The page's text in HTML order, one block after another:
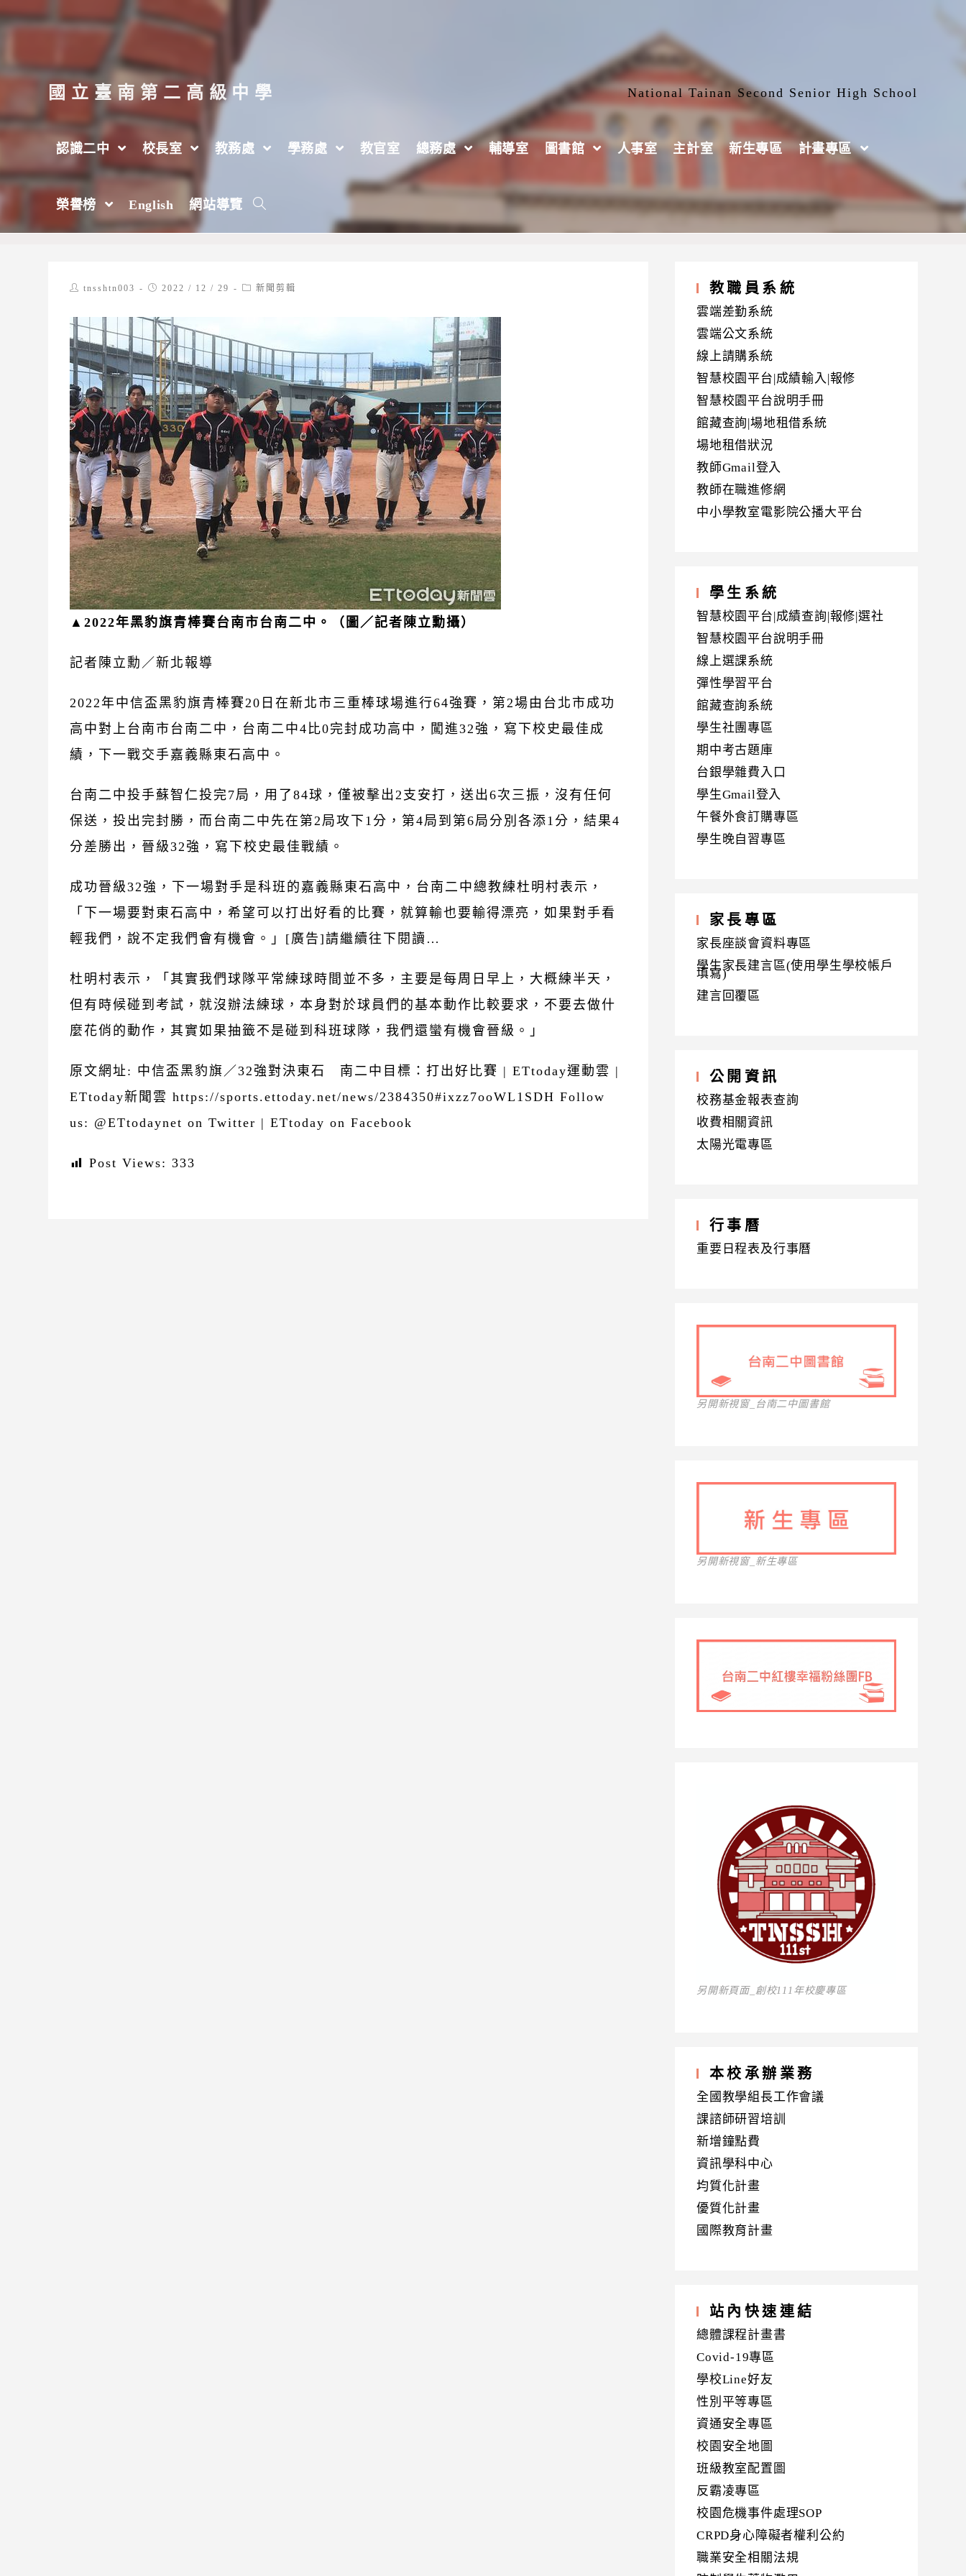
跳
至
要
內
容
國立臺南第二高級中學 National Tainan Second Senior High School
認識二中 校長室 教務處 學務處 教官室 總務處 輔導室 圖書館 人事室 主計室 新生專區 計畫專區
榮譽榜 English 網站導覽
【新聞】中信盃黑豹旗／32強對決東石 南二中目標：打出好比賽
2022 年 > 12 月 > 29 日
Posttnsshtn003
Post2022 / 12 / 29
Post新聞剪輯
▲2022年黑豹旗青棒賽台南市台南二中。（圖／記者陳立勳攝）
記者陳立勳／新北報導
2022年中信盃黑豹旗青棒賽20日在新北市三重棒球場進行64強賽，第2場由台北市成功
高中對上台南市台南二中，台南二中4比0完封成功高中，闖進32強，寫下校史最佳成
績，下一戰交手嘉義縣東石高中。
台南二中投手蘇智仁投完7局，用了84球，僅被擊出2支安打，送出6次三振，沒有任何
保送，投出完封勝，而台南二中先在第2局攻下1分，第4局到第6局分別各添1分，結果4
分差勝出，晉級32強，寫下校史最佳戰績。
成功晉級32強，下一場對手是科班的嘉義縣東石高中，台南二中總教練杜明村表示，
「下一場要對東石高中，希望可以打出好看的比賽，就算輸也要輸得漂亮，如果對手看
輕我們，說不定我們會有機會。」[廣告]請繼續往下閱讀…
杜明村表示，「其實我們球隊平常練球時間並不多，主要是每周日早上，大概練半天，
但有時候碰到考試，就沒辦法練球，本身對於球員們的基本動作比較要求，不要去做什
麼花俏的動作，其實如果抽籤不是碰到科班球隊，我們還蠻有機會晉級。」
原文網址: 中信盃黑豹旗／32強對決東石 南二中目標：打出好比賽 | ETtoday運動雲 |
ETtoday新聞雲 https://sports.ettoday.net/news/2384350#ixzz7ooWL1SDH Follow
us: @ETtodaynet on Twitter | ETtoday on Facebook
Post Views: 333
教職員系統
雲端差勤系統
雲端公文系統
線上請購系統
智慧校園平台|成績輸入|報修
智慧校園平台說明手冊
館藏查詢|場地租借系統
場地租借狀況
教師Gmail登入
教師在職進修網
中小學教室電影院公播大平台
學生系統
智慧校園平台|成績查詢|報修|選社
智慧校園平台說明手冊
線上選課系統
彈性學習平台
館藏查詢系統
學生社團專區
期中考古題庫
台銀學雜費入口
學生Gmail登入
午餐外食訂購專區
學生晚自習專區
家長專區
家長座談會資料專區
學生家長建言區(使用學生學校帳戶
填寫)
建言回覆區
公開資訊
校務基金報表查詢
收費相關資訊
太陽光電專區
行事曆
重要日程表及行事曆
另開新視窗_台南二中圖書館
另開新視窗_新生專區
另開新頁面_創校111年校慶專區
本校承辦業務
全國教學組長工作會議
課諮師研習培訓
新增鐘點費
資訊學科中心
均質化計畫
優質化計畫
國際教育計畫
站內快速連結
總體課程計畫書
Covid-19專區
學校Line好友
性別平等專區
資通安全專區
校園安全地圖
班級教室配置圖
反霸凌專區
校園危機事件處理SOP
CRPD身心障礙者權利公約
職業安全相關法規